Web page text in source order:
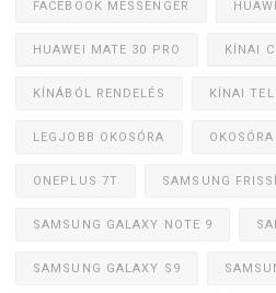
FACEBOOK MESSENGER
HUAWEI MATE 30 PRO KÍNAI
KÍNÁBÓL RENDELÉS KÍNAI
LEGJOBB OKOSÓRA OKOSÓRA
ONEPLUS 7T SAMSUNG
SAMSUNG GALAXY NOTE 9
SAMSUNG GALAXY S9